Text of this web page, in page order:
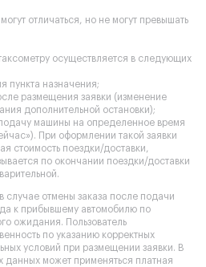
отличаться, но не могут превышать
осуществляется в следующих
пункта назначения;
размещения заявки (изменение
дополнительной остановки);
машины на определенное время
При оформлении такой заявки
стоимость поездки/доставки,
по окончании поездки/доставки
случае отмены заказа после подачи
к прибывшему автомобилю по
ожидания. Пользователь
по указанию корректных
условий при размещении заявки. В
данных может применяться платная